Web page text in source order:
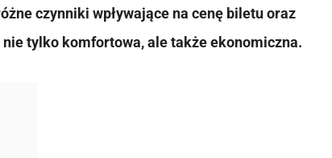
czynniki wpływające na cenę biletu oraz
tylko komfortowa, ale także ekonomiczna.